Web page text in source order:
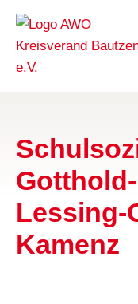
Lessing-
Kamenz